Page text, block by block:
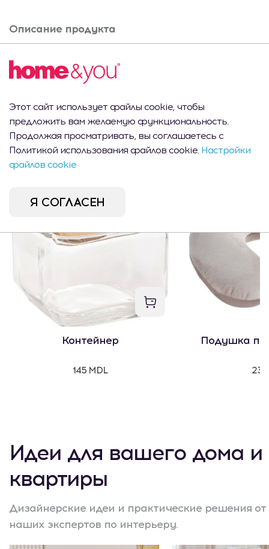
Описание продукта
Этажерка NELIA
Вам это может
понравиться
Контейнер
145 MDL
Подушка
Идеи для вашего дома и
квартиры
Дизайнерские идеи и практические решения от
наших экспертов по интерьеру.
Этот сайт использует файлы cookie, чтобы
предложить вам желаемую функциональность.
Продолжая просматривать, вы соглашаетесь с
Политикой использования файлов cookie. Настройки
файлов cookie
Я СОГЛАСЕН